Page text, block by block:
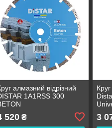
алмазний відрізний
1A1RSS 300
520₴ 3